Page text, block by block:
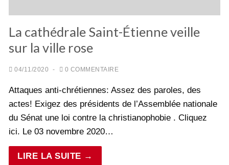
La cathédrale Saint-Étienne veille
sur la ville rose
04/11/2020 - 0 COMMENTAIRE
Attaques anti-chrétiennes: Assez des paroles, des
actes! Exigez des présidents de l’Assemblée nationale
du Sénat une loi contre la christianophobie . Cliquez
ici. Le 03 novembre 2020…
LIRE LA SUITE →